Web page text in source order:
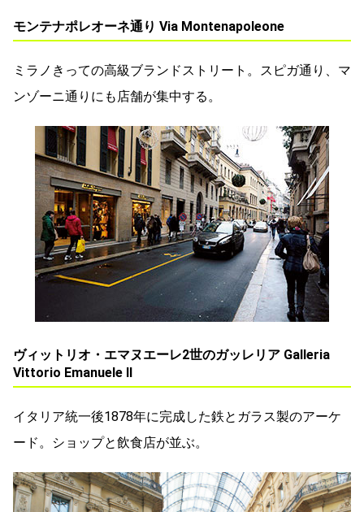
モンテナポレオーネ通り Via Montenapoleone
ミラノきっての高級ブランドストリート。スピガ通り、マ
ンゾーニ通りにも店舗が集中する。
ヴィットリオ・エマヌエーレ2世のガッレリア Galleria
Vittorio Emanuele II
イタリア統一後1878年に完成した鉄とガラス製のアーケ
ード。ショップと飲食店が並ぶ。